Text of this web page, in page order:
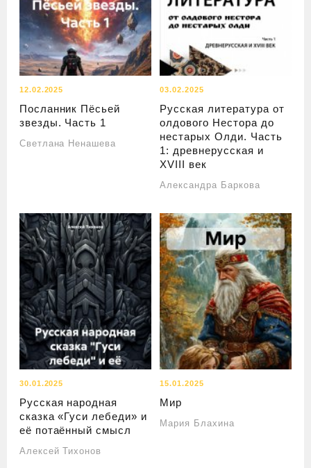
12.02.2025
Посланник Пёсьей
звезды. Часть 1
Светлана Ненашева
03.02.2025
Русская литература от
олдового Нестора до
нестарых Олди. Часть
1: древнерусская и
XVIII век
Александра Баркова
30.01.2025
Русская народная
сказка «Гуси лебеди» и
её потаённый смысл
Алексей Тихонов
15.01.2025
Мир
Мария Блахина